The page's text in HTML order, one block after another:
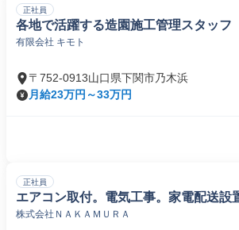
正社員
各地で活躍する造園施工管理スタッフ
有限会社 キモト
〒752-0913山口県下関市乃木浜
月給23万円～33万円
正社員
エアコン取付。電気工事。家電配送設
株式会社ＮＡＫＡＭＵＲＡ